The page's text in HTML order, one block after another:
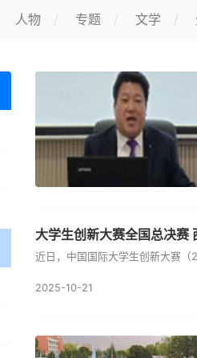
人物 专题 文学
大学生创新大赛全国总决赛
近日，中国国际大学生创新大赛
2025-10-21